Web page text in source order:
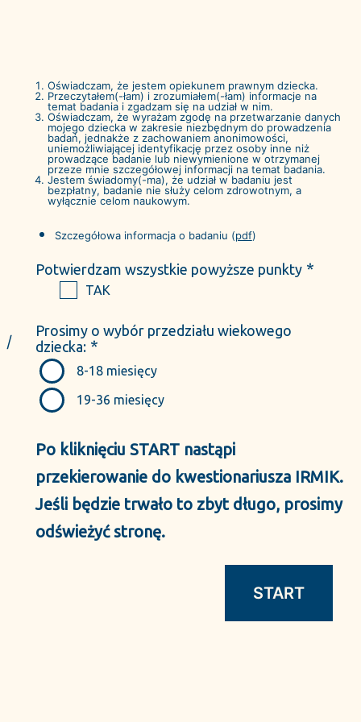
/
Oświadczam, że jestem opiekunem prawnym dziecka.
Przeczytałem(-łam) i zrozumiałem(-łam) informacje na
temat badania i zgadzam się na udział w nim.
Oświadczam, że wyrażam zgodę na przetwarzanie danych
mojego dziecka w zakresie niezbędnym do prowadzenia
badań, jednakże z zachowaniem anonimowości,
uniemożliwiającej identyfikację przez osoby inne niż
prowadzące badanie lub niewymienione w otrzymanej
przeze mnie szczegółowej informacji na temat badania.
Jestem świadomy(-ma), że udział w badaniu jest
bezpłatny, badanie nie służy celom zdrowotnym, a
wyłącznie celom naukowym.
Szczegółowa informacja o badaniu (pdf)
Potwierdzam wszystkie powyższe punkty *
TAK
Prosimy o wybór przedziału wiekowego
dziecka: *
8-18 miesięcy
19-36 miesięcy
Po kliknięciu START nastąpi
przekierowanie do kwestionariusza IRMIK.
Jeśli będzie trwało to zbyt długo, prosimy
odświeżyć stronę.
START